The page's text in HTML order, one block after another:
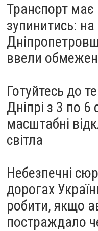
Транспорт має
зупинитись: на
ввели
Готуйтесь до
Дніпрі з 3 по 6
масштабні
світла
Небезпечні
дорогах
робити, якщо
постраждало